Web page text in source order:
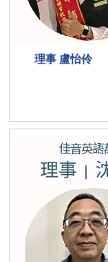
理事 盧怡伶